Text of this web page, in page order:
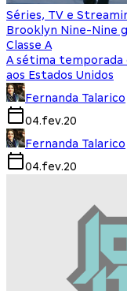
Séries, TV e
Brooklyn Nine-Nine
Classe A
A sétima temporada
aos Estados Unidos
Fernanda Talarico
04.fev.20
Fernanda Talarico
04.fev.20